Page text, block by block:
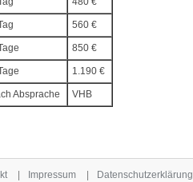
560 €
850 €
1.190 €
Absprache VHB
Impressum Datenschutzerklärung